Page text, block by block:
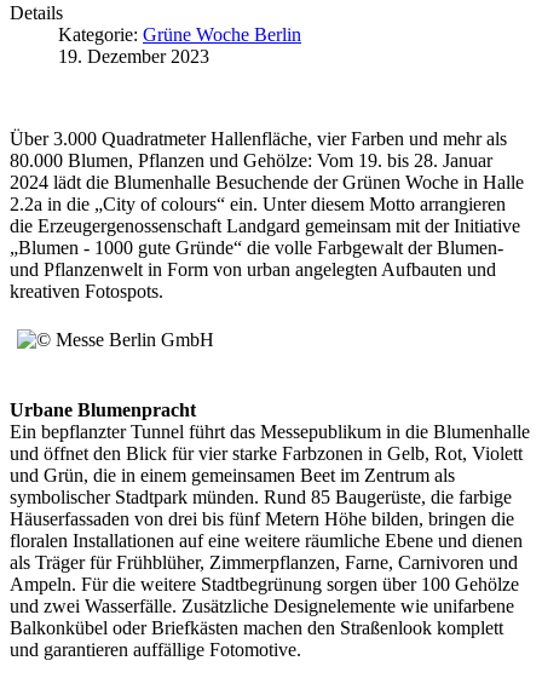
Details
Kategorie: Grüne Woche Berlin
19. Dezember 2023
Über 3.000 Quadratmeter Hallenfläche, vier Farben und mehr als
80.000 Blumen, Pflanzen und Gehölze: Vom 19. bis 28. Januar
2024 lädt die Blumenhalle Besuchende der Grünen Woche in Halle
2.2a in die „City of colours“ ein. Unter diesem Motto arrangieren
die Erzeugergenossenschaft Landgard gemeinsam mit der Initiative
„Blumen - 1000 gute Gründe“ die volle Farbgewalt der Blumen-
und Pflanzenwelt in Form von urban angelegten Aufbauten und
kreativen Fotospots.
Urbane Blumenpracht
Ein bepflanzter Tunnel führt das Messepublikum in die Blumenhalle
und öffnet den Blick für vier starke Farbzonen in Gelb, Rot, Violett
und Grün, die in einem gemeinsamen Beet im Zentrum als
symbolischer Stadtpark münden. Rund 85 Baugerüste, die farbige
Häuserfassaden von drei bis fünf Metern Höhe bilden, bringen die
floralen Installationen auf eine weitere räumliche Ebene und dienen
als Träger für Frühblüher, Zimmerpflanzen, Farne, Carnivoren und
Ampeln. Für die weitere Stadtbegrünung sorgen über 100 Gehölze
und zwei Wasserfälle. Zusätzliche Designelemente wie unifarbene
Balkonkübel oder Briefkästen machen den Straßenlook komplett
und garantieren auffällige Fotomotive.